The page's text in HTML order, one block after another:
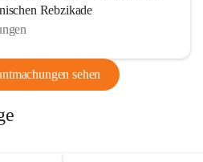
Rebzikade
sehen